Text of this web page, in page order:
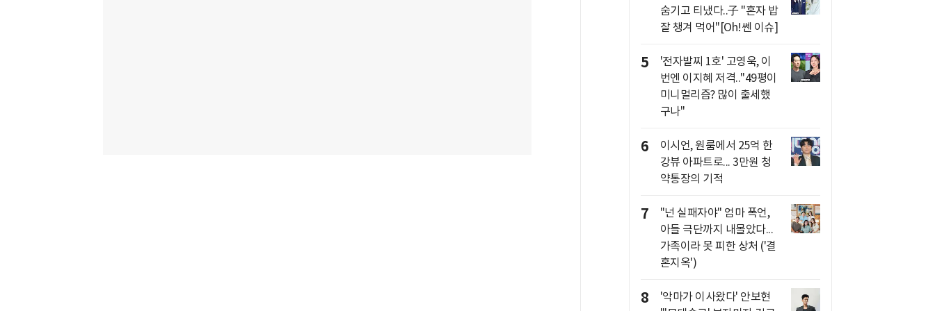
숨기고 티냈다..子 "혼자 밥
잘 챙겨 먹어"[Oh!쎈 이슈]
5
'전자발찌 1호' 고영욱, 이
번엔 이지혜 저격.."49평이
미니멀리즘? 많이 출세했
구나"
6
이시언, 원룸에서 25억 한
강뷰 아파트로... 3만원 청
약통장의 기적
7
"넌 실패자야" 엄마 폭언,
아들 극단까지 내몰았다...
가족이라 못 피한 상처 ('결
혼지옥')
8
'악마가 이사왔다' 안보현